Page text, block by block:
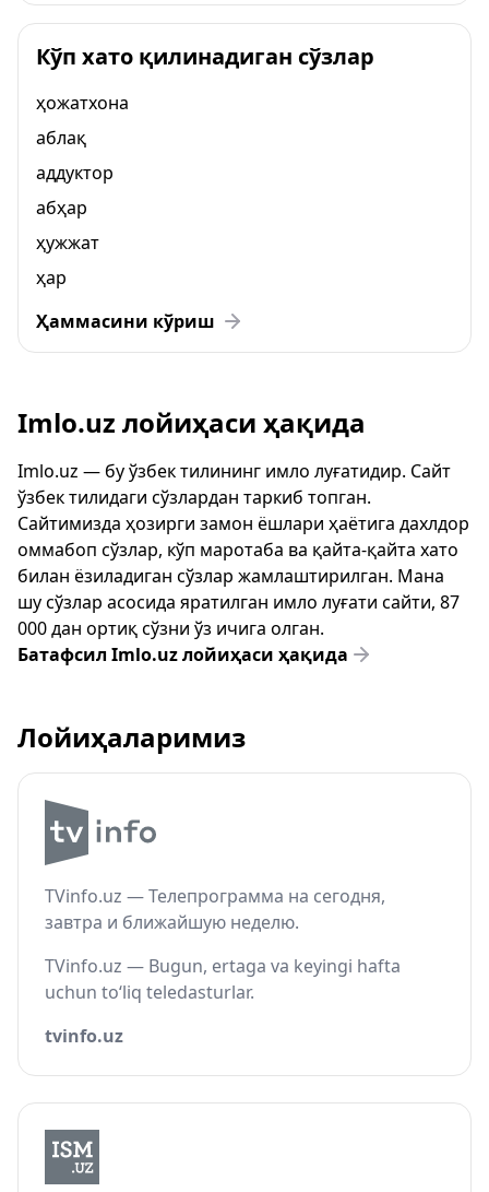
Кўп хато қилинадиган сўзлар
ҳожатхона
аблақ
аддуктор
абҳар
ҳужжат
ҳар
Ҳаммасини кўриш
Imlo.uz лойиҳаси ҳақида
Imlo.uz — бу ўзбек тилининг имло луғатидир. Сайт
ўзбек тилидаги сўзлардан таркиб топган.
Сайтимизда ҳозирги замон ёшлари ҳаётига дахлдор
оммабоп сўзлар, кўп маротаба ва қайта-қайта хато
билан ёзиладиган сўзлар жамлаштирилган. Мана
шу сўзлар асосида яратилган имло луғати сайти, 87
000 дан ортиқ сўзни ўз ичига олган.
Батафсил Imlo.uz лойиҳаси ҳақида
Лойиҳаларимиз
TVinfo.uz — Телепрограмма на сегодня,
завтра и ближайшую неделю.
TVinfo.uz — Bugun, ertaga va keyingi hafta
uchun to‘liq teledasturlar.
tvinfo.uz